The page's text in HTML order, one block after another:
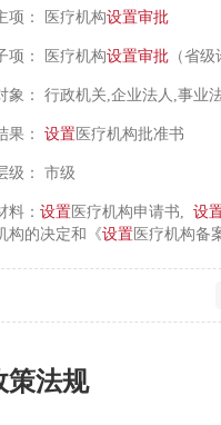
项： 医疗机构设置审批
项： 医疗机构设置审批 （省级
象： 行政机关,企业法人,事业
果： 设置 医疗机构批准书
级： 市级
料： 设置 医疗机构申请书, 设
构的决定和《设置 医疗机构备
际领先水平医学技术的材料,
息系统安全等级保护备案证明,
策法规